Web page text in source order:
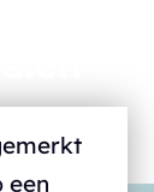
een